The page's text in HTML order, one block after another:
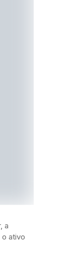
a
ativo